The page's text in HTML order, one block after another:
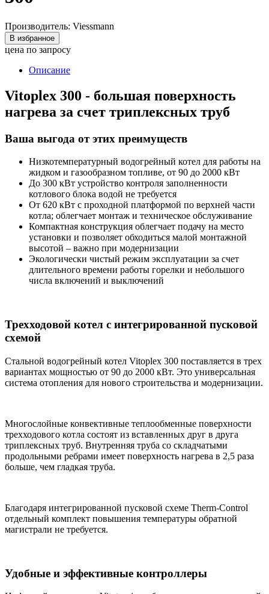
Производитель: Viessmann
В избранное
цена по запросу
Описание
Vitoplex 300 - большая поверхность
нагрева за счет триплексных труб
Ваша выгода от этих преимуществ
Низкотемпературный водогрейный котел для работы на
жидком и газообразном топливе, от 90 до 2000 кВт
До 300 кВт устройство контроля заполненности
котлового блока водой не требуется
От 620 кВт с проходной платформой по верхней части
котла; облегчает монтаж и техническое обслуживание
Компактная конструкция облегчает подачу на место
установки и позволяет обходиться малой монтажной
высотой – важно при модернизации
Экологически чистый режим эксплуатации за счет
длительного времени работы горелки и небольшого
числа включений и выключений
Трехходовой котел с интегрированной пусковой
схемой
Стальной водогрейный котел Vitoplex 300 поставляется в трех
вариантах мощностью от 90 до 2000 кВт. Это универсальная
система отопления для нового строительства и модернизации.
Многослойные конвективные теплообменные поверхности
трехходового котла состоят из вставленных друг в друга
триплексных труб. Внутренняя труба со складчатыми
продольными ребрами имеет поверхность нагрева в 2,5 раза
больше, чем гладкая труба.
Благодаря интегрированной пусковой схеме Therm-Control
отдельный комплект повышения температуры обратной
магистрали не требуется.
Удобные и эффективные контроллеры